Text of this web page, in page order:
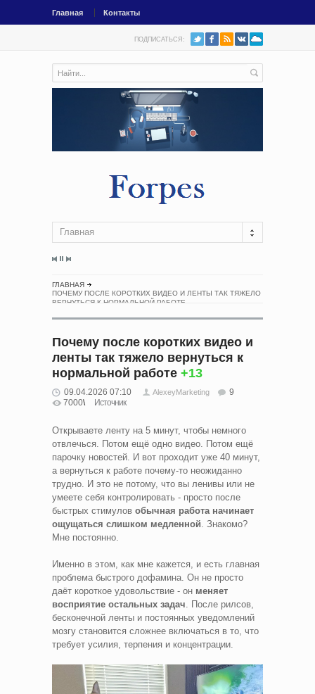
Главная Контакты
ПОДПИСАТЬСЯ:
Главная
ГЛАВНАЯ
ПОЧЕМУ ПОСЛЕ КОРОТКИХ ВИДЕО И ЛЕНТЫ ТАК ТЯЖЕЛО
ВЕРНУТЬСЯ К НОРМАЛЬНОЙ РАБОТЕ
Почему после коротких видео и
ленты так тяжело вернуться к
нормальной работе +13
09.04.2026 07:10 AlexeyMarketing
9
7000
Источник
Открываете ленту на 5 минут, чтобы немного
отвлечься. Потом ещё одно видео. Потом ещё
парочку новостей. И вот проходит уже 40 минут,
а вернуться к работе почему-то неожиданно
трудно. И это не потому, что вы ленивы или не
умеете себя контролировать - просто после
быстрых стимулов обычная работа начинает
ощущаться слишком медленной . Знакомо?
Мне постоянно.
Именно в этом, как мне кажется, и есть главная
проблема быстрого дофамина. Он не просто
даёт короткое удовольствие - он меняет
восприятие остальных задач . После рилсов,
бесконечной ленты и постоянных уведомлений
мозгу становится сложнее включаться в то, что
требует усилия, терпения и концентрации.